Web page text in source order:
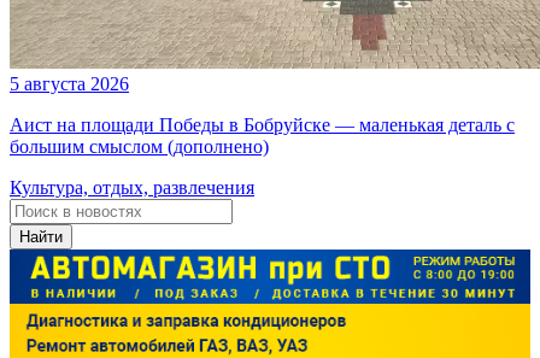
5 августа 2026
Аист на площади Победы в Бобруйске — маленькая деталь с
большим смыслом (дополнено)
Культура, отдых, развлечения
Найти